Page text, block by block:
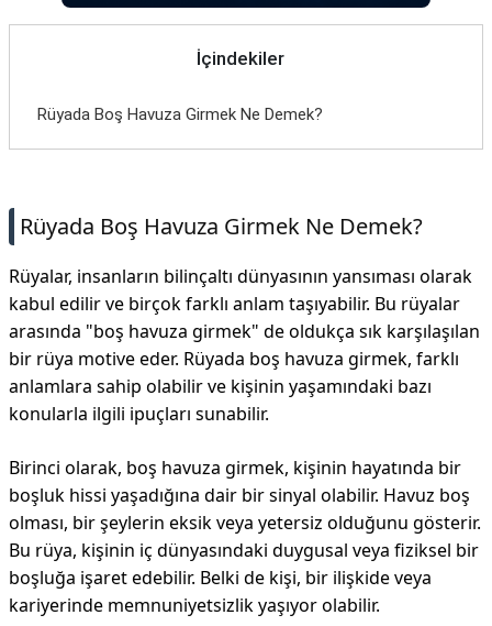
İçindekiler
Rüyada Boş Havuza Girmek Ne Demek?
Rüyada Boş Havuza Girmek Ne Demek?
Rüyalar, insanların bilinçaltı dünyasının yansıması olarak
kabul edilir ve birçok farklı anlam taşıyabilir. Bu rüyalar
arasında "boş havuza girmek" de oldukça sık karşılaşılan
bir rüya motive eder. Rüyada boş havuza girmek, farklı
anlamlara sahip olabilir ve kişinin yaşamındaki bazı
konularla ilgili ipuçları sunabilir.
Birinci olarak, boş havuza girmek, kişinin hayatında bir
boşluk hissi yaşadığına dair bir sinyal olabilir. Havuz boş
olması, bir şeylerin eksik veya yetersiz olduğunu gösterir.
Bu rüya, kişinin iç dünyasındaki duygusal veya fiziksel bir
boşluğa işaret edebilir. Belki de kişi, bir ilişkide veya
kariyerinde memnuniyetsizlik yaşıyor olabilir.